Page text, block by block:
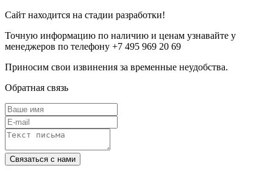
Сайт находится на стадии разработки!
Точную информацию по наличию и ценам узнавайте у
менеджеров по телефону +7 495 969 20 69
Приносим свои извинения за временные неудобства.
Обратная связь